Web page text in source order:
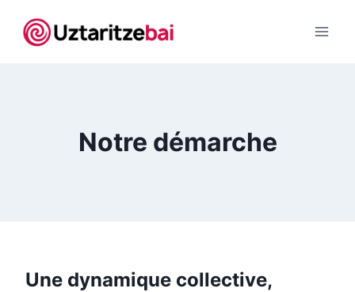
Notre démarche
Une dynamique collective,